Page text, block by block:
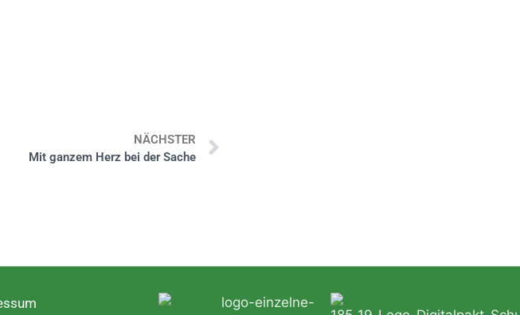
NÄCHSTER
Mit ganzem Herz bei der Sache